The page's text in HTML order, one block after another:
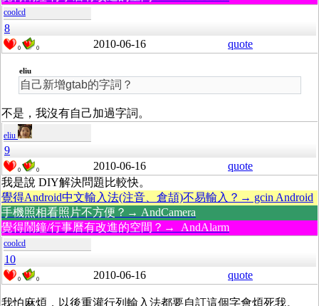
coolcd
8
0 0 2010-06-16 quote
eliu
自己新增gtab的字詞？
不是，我沒有自己加過字詞。
eliu
9
0 0 2010-06-16
quote
我是說 DIY解決問題比較快。
覺得Android中文輸入法(注音、倉頡)不易輸入？→ gcin Android
手機照相看照片不方便？→ AndCamera
覺得鬧鐘/行事曆有改進的空間？→ AndAlarm
coolcd
10
0 0 2010-06-16 quote
我怕麻煩，以後重灌行列輸入法都要自訂這個字會煩死我。